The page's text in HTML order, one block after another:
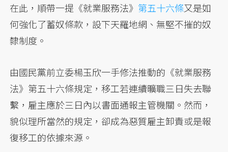
在此，順帶一提《就業服務法》 第五十六條又是如
何強化了蓄奴條款，設下天羅地網、無堅不摧的奴
隸制度。
由國民黨前立委楊玉欣一手修法推動的《就業服務
法》第五十六條規定，移工若連續曠職三日失去聯
繫，雇主應於三日內以書面通報主管機關。然而，
貌似理所當然的規定，卻成為惡質雇主卸責或是報
復移工的依據來源。